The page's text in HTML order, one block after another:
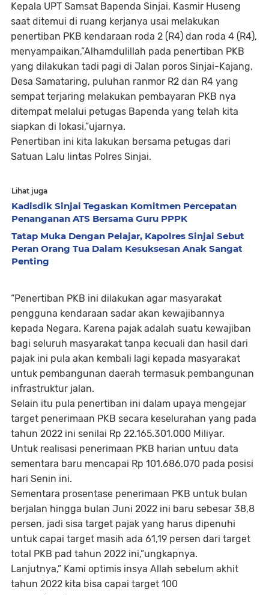
Kepala UPT Samsat Bapenda Sinjai, Kasmir Huseng
saat ditemui di ruang kerjanya usai melakukan
penertiban PKB kendaraan roda 2 (R4) dan roda 4 (R4),
menyampaikan,”Alhamdulillah pada penertiban PKB
yang dilakukan tadi pagi di Jalan poros Sinjai-Kajang,
Desa Samataring, puluhan ranmor R2 dan R4 yang
sempat terjaring melakukan pembayaran PKB nya
ditempat melalui petugas Bapenda yang telah kita
siapkan di lokasi,”ujarnya.
Penertiban ini kita lakukan bersama petugas dari
Satuan Lalu lintas Polres Sinjai.
Lihat juga
Kadisdik Sinjai Tegaskan Komitmen Percepatan
Penanganan ATS Bersama Guru PPPK
Tatap Muka Dengan Pelajar, Kapolres Sinjai Sebut
Peran Orang Tua Dalam Kesuksesan Anak Sangat
Penting
“Penertiban PKB ini dilakukan agar masyarakat
pengguna kendaraan sadar akan kewajibannya
kepada Negara. Karena pajak adalah suatu kewajiban
bagi seluruh masyarakat tanpa kecuali dan hasil dari
pajak ini pula akan kembali lagi kepada masyarakat
untuk pembangunan daerah termasuk pembangunan
infrastruktur jalan.
Selain itu pula penertiban ini dalam upaya mengejar
target penerimaan PKB secara keselurahan yang pada
tahun 2022 ini senilai Rp 22.165.301.000 Miliyar.
Untuk realisasi penerimaan PKB harian untuu data
sementara baru mencapai Rp 101.686.070 pada posisi
hari Senin ini.
Sementara prosentase penerimaan PKB untuk bulan
berjalan hingga bulan Juni 2022 ini baru sebesar 38,8
persen, jadi sisa target pajak yang harus dipenuhi
untuk capai target masih ada 61,19 persen dari target
total PKB pad tahun 2022 ini,”ungkapnya.
Lanjutnya,” Kami optimis insya Allah sebelum akhit
tahun 2022 kita bisa capai target 100